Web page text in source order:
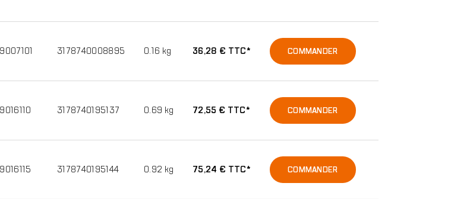
3178740008895 0.16 kg 36,28 € TTC* COMMANDER
3178740195137 0.69 kg 72,55 € TTC* COMMANDER
3178740195144 0.92 kg 75,24 € TTC* COMMANDER